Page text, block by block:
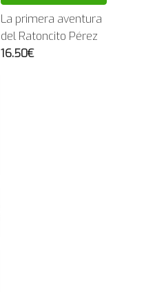
La primera aventura
del Ratoncito Pérez
16.50€